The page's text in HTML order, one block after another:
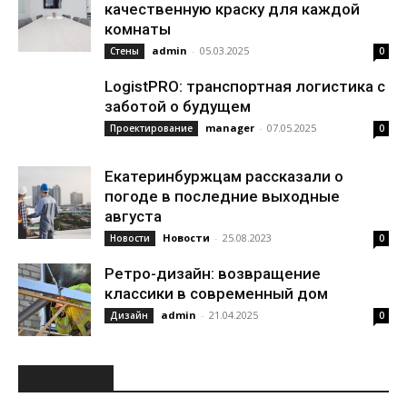
качественную краску для каждой
комнаты
Стены admin - 05.03.2025 0
LogistPRO: транспортная логистика с
заботой о будущем
Проектирование manager - 07.05.2025 0
Екатеринбуржцам рассказали о
погоде в последние выходные
августа
Новости Новости - 25.08.2023 0
Ретро-дизайн: возвращение
классики в современный дом
Дизайн admin - 21.04.2025 0